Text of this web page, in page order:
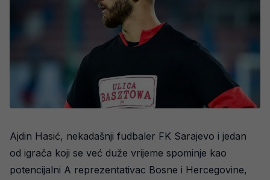
Ajdin Hasić, nekadašnji fudbaler FK Sarajevo i jedan
od igrača koji se već duže vrijeme spominje kao
potencijalni A reprezentativac Bosne i Hercegovine,